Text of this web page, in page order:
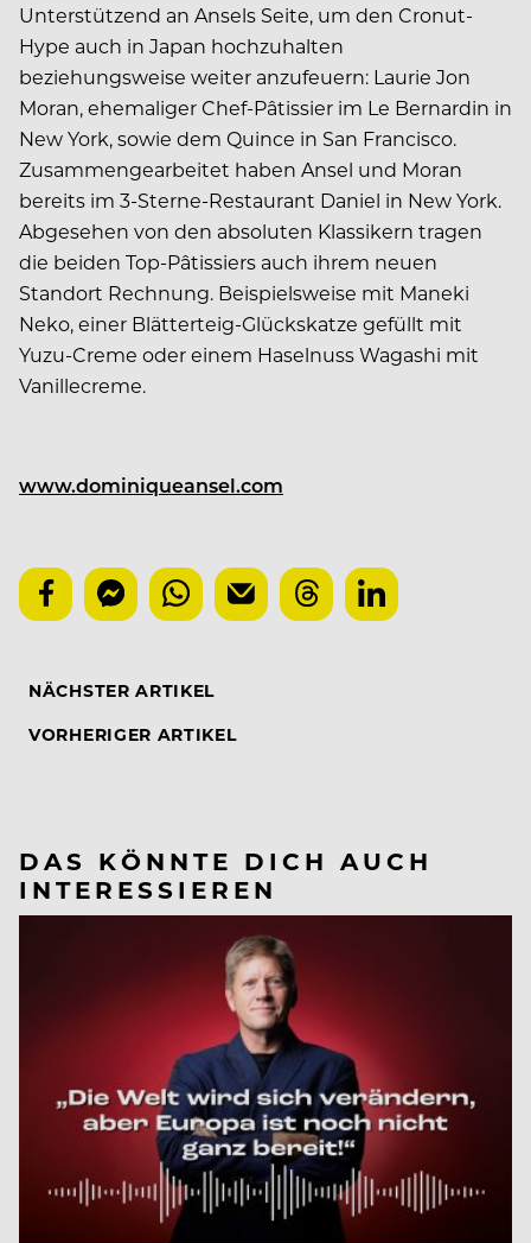
Unterstützend an Ansels Seite, um den Cronut-
Hype auch in Japan hochzuhalten
beziehungsweise weiter anzufeuern: Laurie Jon
Moran, ehemaliger Chef-Pâtissier im Le Bernardin in
New York, sowie dem Quince in San Francisco.
Zusammengearbeitet haben Ansel und Moran
bereits im 3-Sterne-Restaurant Daniel in New York.
Abgesehen von den absoluten Klassikern tragen
die beiden Top-Pâtissiers auch ihrem neuen
Standort Rechnung. Beispielsweise mit Maneki
Neko, einer Blätterteig-Glückskatze gefüllt mit
Yuzu-Creme oder einem Haselnuss Wagashi mit
Vanillecreme.
www.dominiqueansel.com
NÄCHSTER ARTIKEL
VORHERIGER ARTIKEL
DAS KÖNNTE DICH AUCH
INTERESSIEREN